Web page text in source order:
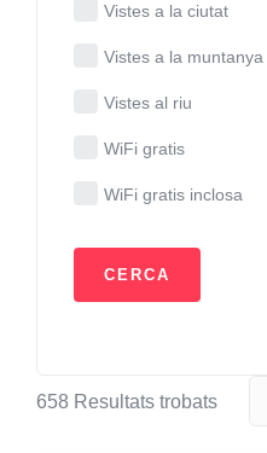
Vistes a la ciutat
Vistes a la muntanya
Vistes al riu
WiFi gratis
WiFi gratis inclosa
658 Resultats trobats